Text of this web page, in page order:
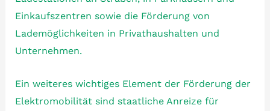
Einkaufszentren sowie die Förderung von
Lademöglichkeiten in Privathaushalten und
Unternehmen.
Ein weiteres wichtiges Element der Förderung der
Elektromobilität sind staatliche Anreize für